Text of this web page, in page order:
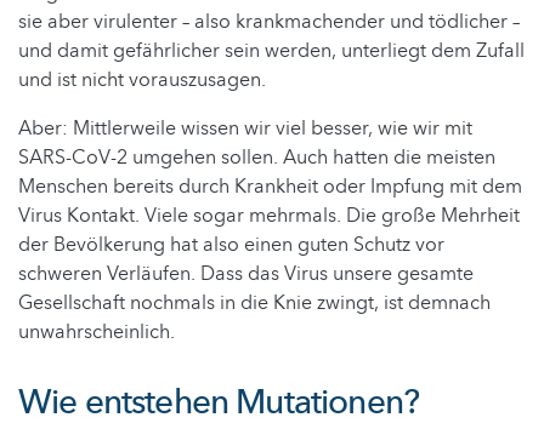
sie aber virulenter – also krankmachender und tödlicher –
und damit gefährlicher sein werden, unterliegt dem Zufall
und ist nicht vorauszusagen.
Aber: Mittlerweile wissen wir viel besser, wie wir mit
SARS-CoV-2 umgehen sollen. Auch hatten die meisten
Menschen bereits durch Krankheit oder Impfung mit dem
Virus Kontakt. Viele sogar mehrmals. Die große Mehrheit
der Bevölkerung hat also einen guten Schutz vor
schweren Verläufen. Dass das Virus unsere gesamte
Gesellschaft nochmals in die Knie zwingt, ist demnach
unwahrscheinlich.
Wie entstehen Mutationen?